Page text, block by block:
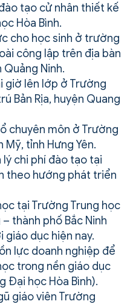
tạo cử nhân thiết kế
Hòa Bình.
cho học sinh ở trường
công lập trên địa bàn
Quảng Ninh.
giờ lên lớp ở Trường
Bản Rịa, huyện Quang
chuyên môn ở Trường
tỉnh Hưng Yên.
chi phí đào tạo tại
theo hướng phát triển
tại Trường Trung học
thành phố Bắc Ninh
giáo dục hiện nay.
lực doanh nghiệp để
trong nền giáo dục
Đại học Hòa Bình).
giáo viên Trường